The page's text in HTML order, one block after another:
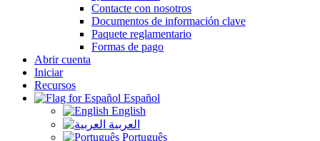
Contacte con nosotros
Documentos de información clave
Paquete reglamentario
Formas de pago
Abrir cuenta
Iniciar
Recursos
Español
English
العربية
Português